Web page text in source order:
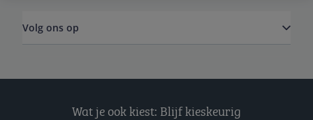
Volg ons op
Wat je ook kiest: Blijf kieskeurig